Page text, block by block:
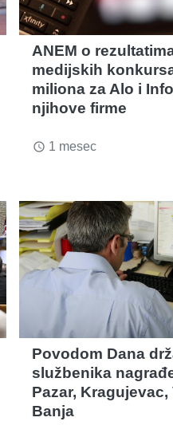
ANEM o
medijskih
miliona za Alo i
njihove firme
access_time 1 mesec
Povodom Dana
službenika
Pazar,
Banja